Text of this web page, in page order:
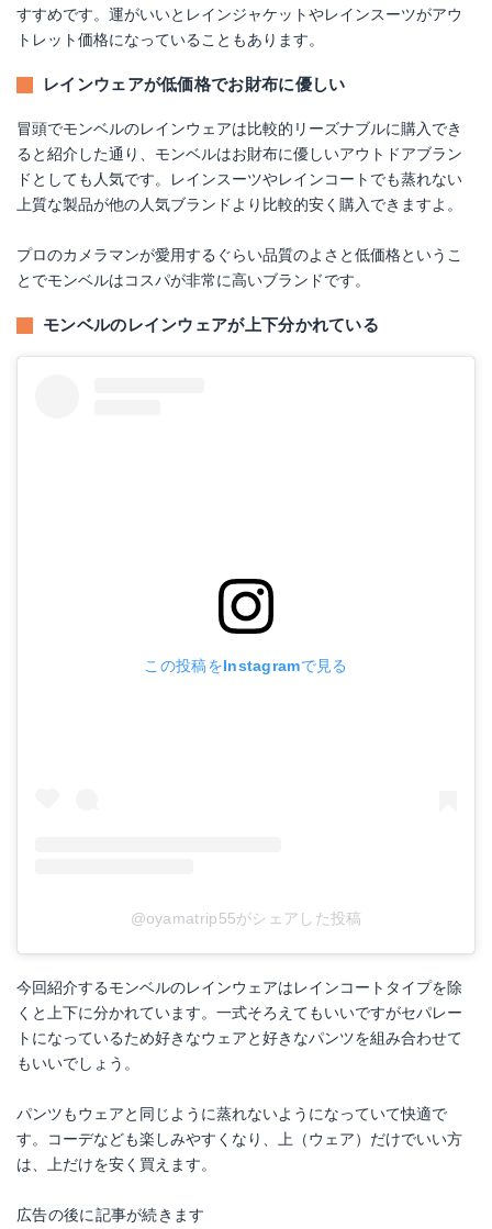
すすめです。運がいいとレインジャケットやレインスーツがアウ
トレット価格になっていることもあります。
レインウェアが低価格でお財布に優しい
冒頭でモンベルのレインウェアは比較的リーズナブルに購入でき
ると紹介した通り、モンベルはお財布に優しいアウトドアブラン
ドとしても人気です。レインスーツやレインコートでも蒸れない
上質な製品が他の人気ブランドより比較的安く購入できますよ。
プロのカメラマンが愛用するぐらい品質のよさと低価格というこ
とでモンベルはコスパが非常に高いブランドです。
モンベルのレインウェアが上下分かれている
この投稿をInstagramで見る
@oyamatrip55がシェアした投稿
今回紹介するモンベルのレインウェアはレインコートタイプを除
くと上下に分かれています。一式そろえてもいいですがセパレー
トになっているため好きなウェアと好きなパンツを組み合わせて
もいいでしょう。
パンツもウェアと同じように蒸れないようになっていて快適で
す。コーデなども楽しみやすくなり、上（ウェア）だけでいい方
は、上だけを安く買えます。
広告の後に記事が続きます